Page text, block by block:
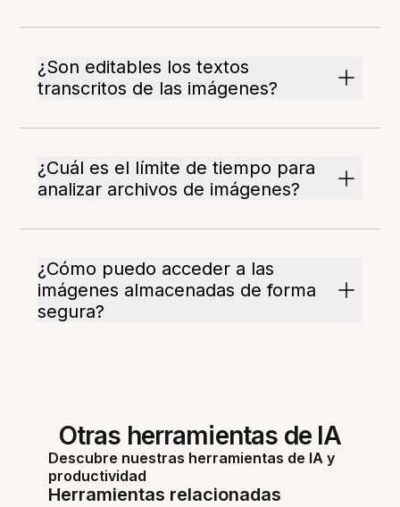
¿Son editables los textos
transcritos de las imágenes?
¿Cuál es el límite de tiempo para
analizar archivos de imágenes?
¿Cómo puedo acceder a las
imágenes almacenadas de forma
segura?
Otras herramientas de IA
Descubre nuestras herramientas de IA y
productividad
Herramientas relacionadas